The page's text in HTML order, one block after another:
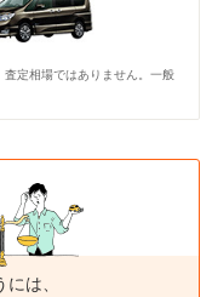
定相場ではありません。一般
は、